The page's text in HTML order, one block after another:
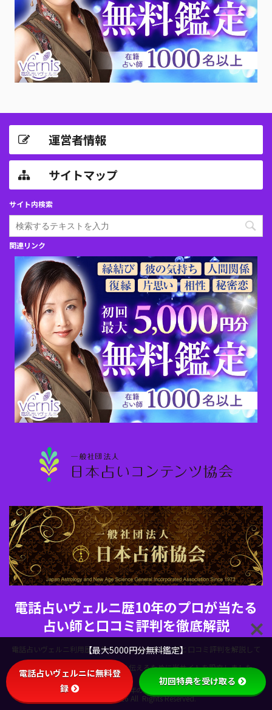
運営者情報
サイトマップ
サイト内検索
関連リンク
電話占いヴェルニ歴10年のプロが当たる
占い師と口コミ評判を徹底解説
電話占いヴェルニ利用歴10年のプロが当たる占い師と口コミ評判を解説して
います。電話占いヴェルニの魅力を伝えるために当サイトを設立しました。
Copyright© 電話占いヴェルニ歴10年のプロが当たる占い師と口コミ評判を
徹底解説 , 2026 All Rights Reserved.
【最大5000円分無料鑑定】
電話占いヴェルニに無料登
録
初回特典を受け取る